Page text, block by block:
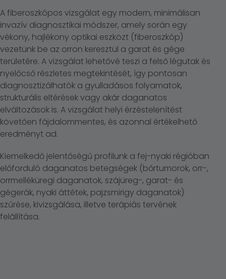
A fiberoszkópos vizsgálat egy modern, minimálisan
invazív diagnosztikai módszer, amely során egy
vékony, hajlékony optikai eszközt (fiberoszkóp)
vezetünk be az orron keresztül a garat és gége
területére. A vizsgálat lehetővé teszi a felső légutak és
nyelőcső részletes megtekintését, így pontosan
diagnosztizálhatók a gyulladásos folyamatok,
strukturális eltérések vagy akár daganatos
elváltozások is. A vizsgálat helyi érzéstelenítést
követően fájdalommentes, és azonnal értékelhető
eredményt ad.
Kiemelkedő jelentőségű profilunk a fej-nyaki régióban
előforduló daganatos betegségek (bőrtumorok, orr-,
orrmelléküregi daganatok, szájüreg-, garat- és
gégerák, nyaki áttétek, pajzsmirigy daganatok)
szűrése, kivizsgálása, illetve terápiás tervének
felállítása.